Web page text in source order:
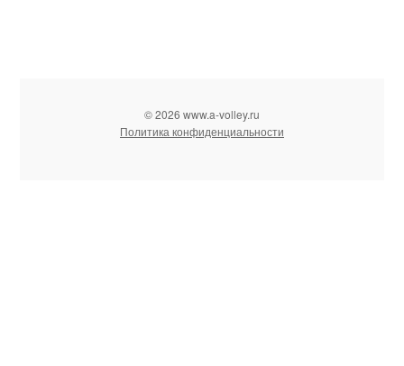
© 2026 www.a-volley.ru
Политика конфиденциальности